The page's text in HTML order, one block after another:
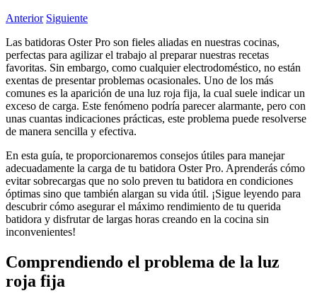
Anterior Siguiente
Las batidoras Oster Pro son fieles aliadas en nuestras cocinas,
perfectas para agilizar el trabajo al preparar nuestras recetas
favoritas. Sin embargo, como cualquier electrodoméstico, no están
exentas de presentar problemas ocasionales. Uno de los más
comunes es la aparición de una luz roja fija, la cual suele indicar un
exceso de carga. Este fenómeno podría parecer alarmante, pero con
unas cuantas indicaciones prácticas, este problema puede resolverse
de manera sencilla y efectiva.
En esta guía, te proporcionaremos consejos útiles para manejar
adecuadamente la carga de tu batidora Oster Pro. Aprenderás cómo
evitar sobrecargas que no solo preven tu batidora en condiciones
óptimas sino que también alargan su vida útil. ¡Sigue leyendo para
descubrir cómo asegurar el máximo rendimiento de tu querida
batidora y disfrutar de largas horas creando en la cocina sin
inconvenientes!
Comprendiendo el problema de la luz
roja fija